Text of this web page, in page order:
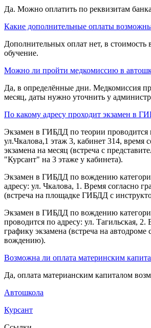
Да. Можно оплатить по реквизитам
Какие дополнительные оплаты
Дополнительных оплат нет, в стоимость
обучение.
Можно ли пройти медкомиссию в
Да, в определённые дни. Медкомиссия
месяц, даты нужно уточнить у
По какому адресу проходит экзамен в
Экзамен в ГИБДД по теории проводится
ул.Чкалова,1 этаж 3, кабинет 314, время
экзамена на месяц (встреча с
"Курсант" на 3 этаже у кабинета).
Экзамен в ГИБДД по вождению
адресу: ул. Чкалова, 1. Время согласно
(встреча на площадке ГИБДД с
Экзамен в ГИБДД по вождению
проводится по адресу: ул. Тагильская, 2.
графику экзамена (встреча на автодроме
вождению).
Возможна ли оплата материнским
Да, оплата материанским капиталом
Автошкола
Курсант